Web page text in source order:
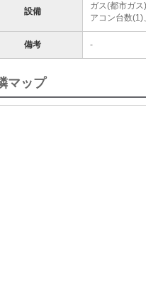
設備
ガス(都市ガ
アコン台数(1)
備考 -
マップ